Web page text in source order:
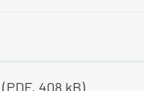
(PDF, 408 kB)